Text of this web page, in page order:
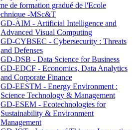
de formation gradué de l'Ecole
-MSc&T
GD-AIM - Artificial Intelligence and
Advanced Visual Computing
GD-CYBSEC - Cybersecurity : Threats
and Defenses
GD-DSB - Data Science for Business
GD-EDCF - Economics, Data Analytics
and Corporate Finance
GD-EESTM - Energy Environment :
Science Technology & Management
GD-ESEM - Ecotechnologies for
Sustainability & Environment
Management